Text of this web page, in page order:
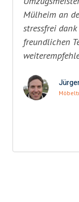
Mülheim an
stressfrei
freundlichen